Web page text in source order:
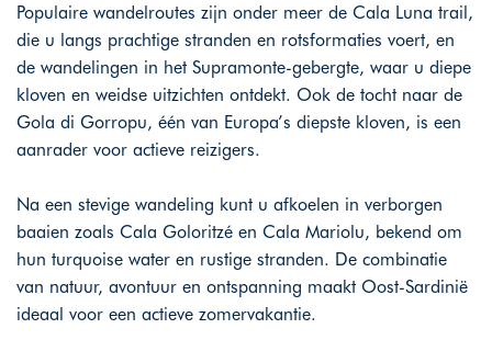
Populaire wandelroutes zijn onder meer de Cala Luna trail,
die u langs prachtige stranden en rotsformaties voert, en
de wandelingen in het Supramonte-gebergte, waar u diepe
kloven en weidse uitzichten ontdekt. Ook de tocht naar de
Gola di Gorropu, één van Europa’s diepste kloven, is een
aanrader voor actieve reizigers.
Na een stevige wandeling kunt u afkoelen in verborgen
baaien zoals Cala Goloritzé en Cala Mariolu, bekend om
hun turquoise water en rustige stranden. De combinatie
van natuur, avontuur en ontspanning maakt Oost-Sardinië
ideaal voor een actieve zomervakantie.